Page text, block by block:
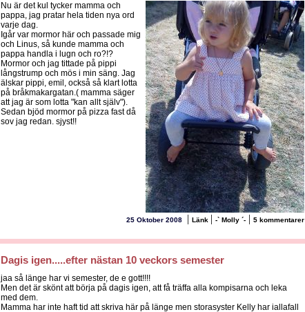
Nu är det kul tycker mamma och
pappa, jag pratar hela tiden nya ord
varje dag.
Igår var mormor här och passade mig
och Linus, så kunde mamma och
pappa handla i lugn och ro?!?
Mormor och jag tittade på pippi
långstrump och mös i min säng. Jag
älskar pippi, emil, också så klart lotta
på bråkmakargatan.( mamma säger
att jag är som lotta "kan allt själv").
Sedan bjöd mormor på pizza fast då
sov jag redan. sjyst!!
25 Oktober 2008 | Länk | -` Molly ´- | 5 kommentarer
Dagis igen.....efter nästan 10 veckors semester
jaa så länge har vi semester, de e gott!!!!
Men det är skönt att börja på dagis igen, att få träffa alla kompisarna och leka
med dem.
Mamma har inte haft tid att skriva här på länge men storasyster Kelly har iallafall